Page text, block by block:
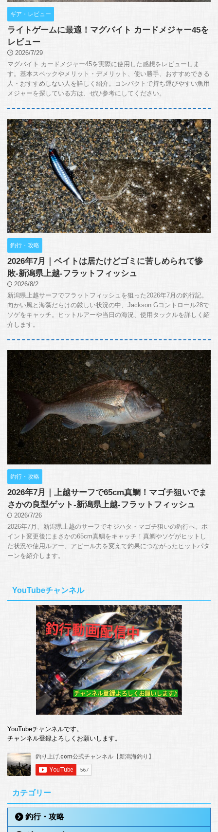
ギア・レビュー
ライトゲームに最適！マグバイト カードメジャー45を
レビュー
2026/7/29
マグバイト カードメジャー45を実際に使用した感想をレビューしま
す。基本スペックやメリット・デメリット、使い勝手、おすすめできる
人・おすすめしない人を詳しく紹介。コンパクトで持ち運びやすい魚用
メジャーを探している方は、ぜひ参考にしてください。
釣行・攻略
2026年7月｜ベイトは居たけどゴミに苦しめられて惨
敗-新潟県上越-フラットフィッシュ
2026/8/2
新潟県上越サーフでフラットフィッシュを狙った2026年7月の釣行記。
向かい風と海藻だらけの厳しい状況の中、Jackson Gコントロール28で
ソゲをキャッチ。ヒットルアーや当日の海況、使用タックルを詳しく紹
介します。
釣行・攻略
2026年7月｜上越サーフで65cm真鯛！マゴチ狙いでま
さかの良型ゲット-新潟県上越-フラットフィッシュ
2026/7/26
2026年7月、新潟県上越のサーフでキジハタ・マゴチ狙いの釣行へ。ポ
イント変更後にまさかの65cm真鯛をキャッチ！真鯛やソゲがヒットし
た状況や使用ルアー、アピール力を変えて釣果につながったヒットパタ
ーンを紹介します。
YouTubeチャンネル
YouTubeチャンネルです。
チャンネル登録よろしくお願いします。
カテゴリー
釣行・攻略